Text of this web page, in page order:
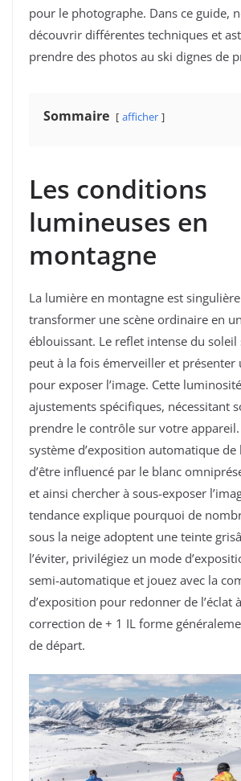
pour le photographe. Dans ce guide,
découvrir différentes techniques et
prendre des photos au ski dignes de
Sommaire afficher
Les conditions
lumineuses en
montagne
La lumière en montagne est
transformer une scène ordinaire en
éblouissant. Le reflet intense du soleil
peut à la fois émerveiller et présenter
pour exposer l’image. Cette
ajustements spécifiques, nécessitant
prendre le contrôle sur votre
système d’exposition automatique de
d’être influencé par le blanc
et ainsi chercher à sous-exposer
tendance explique pourquoi de
sous la neige adoptent une teinte
l’éviter, privilégiez un mode
semi-automatique et jouez avec la
d’exposition pour redonner de l’éclat
correction de + 1 IL forme
de départ.